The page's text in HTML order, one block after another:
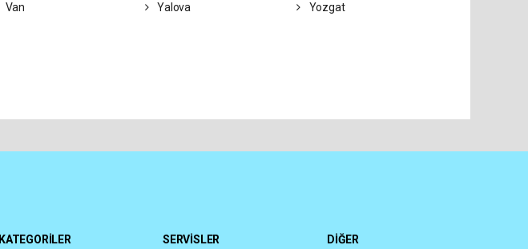
Van Yalova
Yozgat
KATEGORİLER SERVİSLER DİĞER